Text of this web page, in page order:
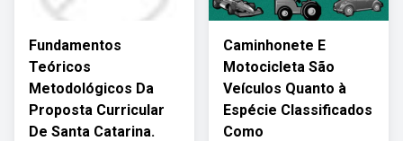
Fundamentos
Teóricos
Metodológicos Da
Proposta Curricular
De Santa Catarina.
Caminhonete E
Motocicleta São
Veículos Quanto à
Espécie Classificados
Como